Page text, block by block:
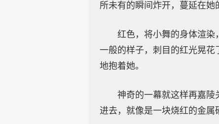
所未有的瞬间炸开，蔓延在她
红色，将小舞的身体渲染
一般的样子，刺目的红光晃
地抱着她。
神奇的一幕就这样再嘉陵
进去，就像是一块烧红的金属